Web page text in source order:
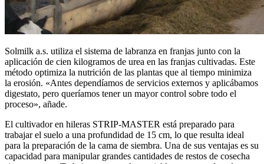
Solmilk a.s. utiliza el sistema de labranza en franjas junto con la
aplicación de cien kilogramos de urea en las franjas cultivadas. Este
método optimiza la nutrición de las plantas que al tiempo minimiza
la erosión. «Antes dependíamos de servicios externos y aplicábamos
digestato, pero queríamos tener un mayor control sobre todo el
proceso», añade.
El cultivador en hileras STRIP-MASTER está preparado para
trabajar el suelo a una profundidad de 15 cm, lo que resulta ideal
para la preparación de la cama de siembra. Una de sus ventajas es su
capacidad para manipular grandes cantidades de restos de cosecha